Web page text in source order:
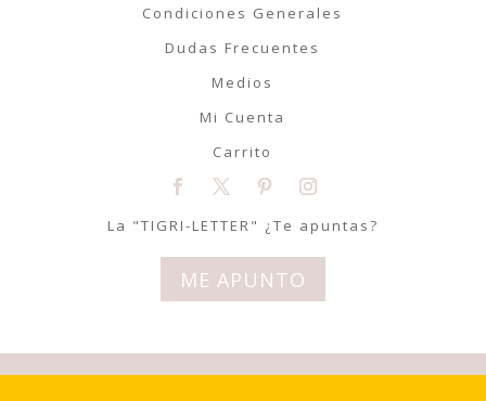
Condiciones Generales
Dudas Frecuentes
Medios
Mi Cuenta
Carrito
La "TIGRI-LETTER" ¿Te apuntas?
ME APUNTO